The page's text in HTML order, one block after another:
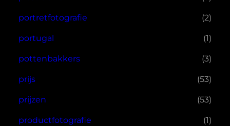
portretfotografie (2)
portugal (1)
pottenbakkers (3)
prijs (53)
prijzen (53)
productfotografie (1)